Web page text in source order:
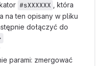
#sXXXXXX
, która
na ten opisany w pliku
dołączyć do
parami: zmergować